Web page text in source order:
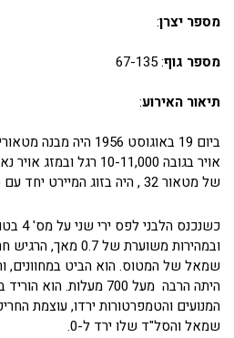
מספר יצרן:
מספר גוף: 67-135
תיאור האירוע:
אויר בגובה 10-11,000
של מטאור 32 , היה בזוג המיירט יחד עם סגן יוסף בנדרלי כמס' 2 שלו.
ובמהירות משוערת של
שמאל של המטוס. הוא הביט
היתה הרבה מעל 700
המנועים והטמפרטורות ירדו, עוצמת
שמאל והסל"ד שלו ירד ל-0.